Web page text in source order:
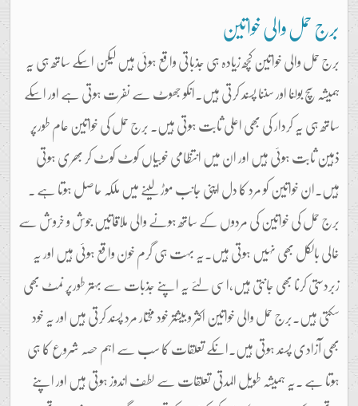
برج حمل والی خواتین
برج حمل والی خواتین کچھ زیادہ ہی جذباتی واقع ہوئی ہیں لیکن اسکے ساتھ ہی یہ
ہمیشہ سچ بولنا اور سننا پسند کرتی ہیں۔انکو جھوٹ سے نفرت ہوتی ہے اور اسکے
ساتھ ہی یہ کردار کی بھی اعلی ثابت ہوتی ہیں۔ برج حمل کی خواتین عام طورپر
ذہین ثابت ہوئی ہیں اور ان میں انتظامی خوبیاں کوٹ کوٹ کر بھری ہوتی
ہیں۔ان خواتین کو مرد کا دل اپنی جانب موڑ لینے میں ملکہ حاصل ہوتا ہے ۔
برج حمل کی خواتین کی مردوں کے ساتھ ہونے والی ملاقاتیں جوش و خروش سے
خالی بالکل بھی نہیں ہوتی ہیں۔یہ بہت ہی گرم خون واقع ہوئی ہیں اور یہ
زبردستی کرنا بھی جانتی ہیں،اسی لئے یہ اپنے جذبات سے بہتر طورپر نمٹ بھی
سکتی ہیں۔برج حمل والی خواتین اکثر و بیشتر خود مختار مرد پسند کرتی ہیں اور یہ خود
بھی آزادی پسند ہوتی ہیں۔انکے تعلقات کا سب سے اہم حصہ شروع کا ہی
ہوتا ہے ۔یہ ہمیشہ طویل المدتی تعلقات سے لطف اندوز ہوتی ہیں اور اپنے